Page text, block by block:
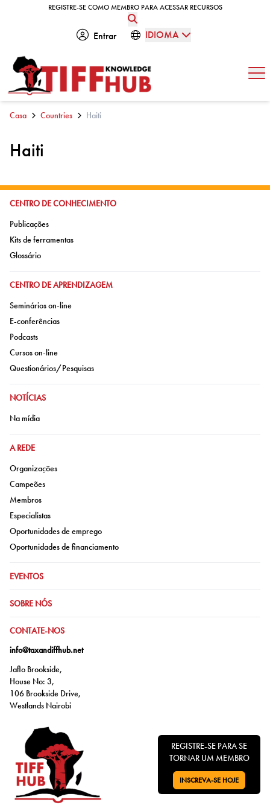
Skip to contentREGISTRE-SE COMO MEMBRO PARA ACESSAR RECURSOS
REGISTRE-SE COMO MEMBRO PARA ACESSAR RECURSOS
Entrar IDIOMA
Casa Countries Haiti
Haiti
IR PARA:
CENTRO DE CONHECIMENTO
Ir para:
Publicações
Ir para:
Kits de ferramentas
Ir para:
Glossário
IR PARA:
CENTRO DE APRENDIZAGEM
Ir para:
Seminários on-line
Ir para:
E-conferências
Ir para:
Podcasts
Ir para:
Cursos on-line
Ir para:
Questionários/Pesquisas
IR PARA:
NOTÍCIAS
Ir para:
Na mídia
IR PARA:
A REDE
Ir para:
Organizações
Ir para:
Campeões
Ir para:
Membros
Ir para:
Especialistas
Ir para:
Oportunidades de emprego
Ir para:
Oportunidades de financiamento
IR PARA:
EVENTOS
IR PARA:
SOBRE NÓS
IR PARA:
CONTATE-NOS
info@taxandiffhub.net
Jaflo Brookside,
House No: 3,
106 Brookside Drive,
Westlands Nairobi
REGISTRE-SE PARA SE
TORNAR UM MEMBRO
VÁ PARA:
INSCREVA-SE HOJE